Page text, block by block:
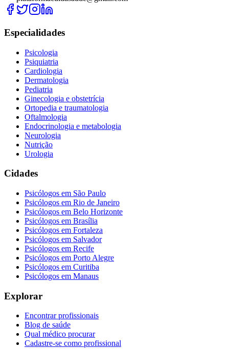
Especialidades
Psicologia
Psiquiatria
Cardiologia
Dermatologia
Pediatria
Ginecologia e obstetrícia
Ortopedia e traumatologia
Oftalmologia
Endocrinologia e metabologia
Neurologia
Nutrição
Urologia
Cidades
Psicólogos em São Paulo
Psicólogos em Rio de Janeiro
Psicólogos em Belo Horizonte
Psicólogos em Brasília
Psicólogos em Fortaleza
Psicólogos em Salvador
Psicólogos em Recife
Psicólogos em Porto Alegre
Psicólogos em Curitiba
Psicólogos em Manaus
Explorar
Encontrar profissionais
Blog de saúde
Qual médico procurar
Cadastre-se como profissional